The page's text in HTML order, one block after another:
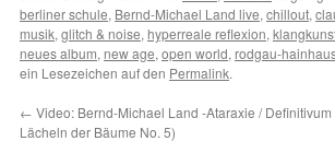
berliner schule, Bernd-Michael Land live, chillout,
musik, glitch & noise, hyperreale reflexion,
neues album, new age, open world, rodgau-
ein Lesezeichen auf den Permalink.
← Video: Bernd-Michael Land -Ataraxie / Definitivum
Lächeln der Bäume No. 5)